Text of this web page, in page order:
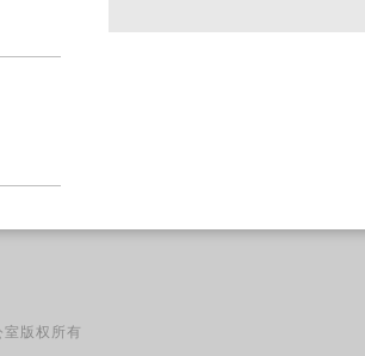
室版权所有